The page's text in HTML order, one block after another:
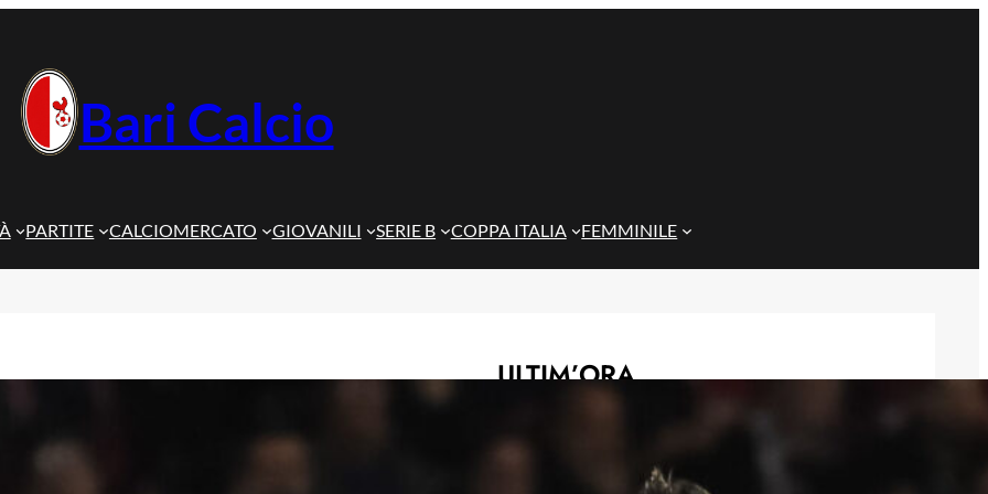
Bari Calcio
PARTITE CALCIOMERCATO GIOVANILI SERIE B COPPA ITALIA FEMMINILE
ULTIM’ORA
29 Maggio 2026